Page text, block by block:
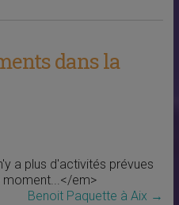
dans la
a plus d'activités prévues
em>
Benoit Paquette à Aix →